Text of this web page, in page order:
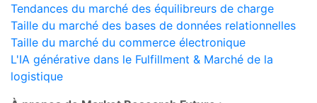
Tendances du marché des équilibreurs de charge
Taille du marché des bases de données relationnelles
Taille du marché du commerce électronique
L'IA générative dans le Fulfillment & Marché de la
logistique